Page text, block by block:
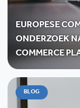
EUROPESE
ONDERZOEK
COMMERCE
BLOG